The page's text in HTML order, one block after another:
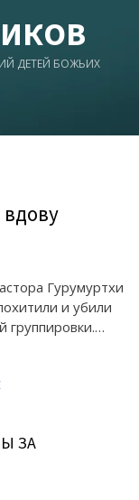
ДЕТЕЙ БОЖЬИХ
Гурумуртхи
и убили
группировки.…
ЗА